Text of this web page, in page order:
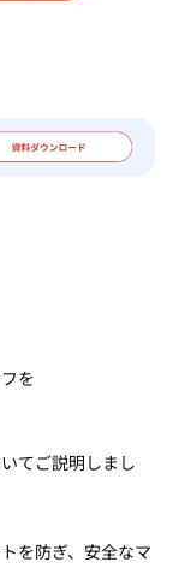
を
てご説明しまし
を防ぎ、安全なマ